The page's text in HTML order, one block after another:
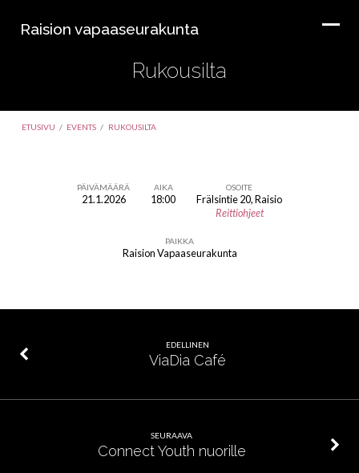
Raision vapaaseurakunta
Rukousilta
ETUSIVU / EVENTS / RUKOUSILTA
PÄIVÄMÄÄRÄ
21.1.2026
AIKA
18:00
OSOITE
Frälsintie 20, Raisio
Reittiohjeet
PAIKKA
Raision Vapaaseurakunta
EDELLINEN
ViaDia Café
SEURAAVA
Connect Youth nuorille